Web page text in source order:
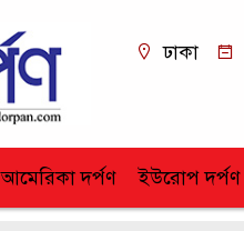
ঢাকা
আমেরিকা দর্পণ ইউরোপ দর্পণ